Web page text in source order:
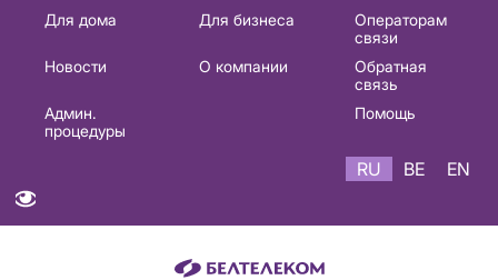
Основная
навигация
Для дома Для бизнеса
Операторам
связи
Новости
О компании
Обратная
связь
Админ.
процедуры
Помощь
RU BE EN